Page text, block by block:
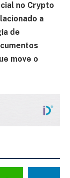
no Crypto
a
de
move o